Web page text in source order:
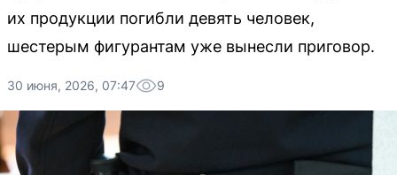
их продукции погибли девять человек,
шестерым фигурантам уже вынесли приговор.
30 июня, 2026, 07:47 9